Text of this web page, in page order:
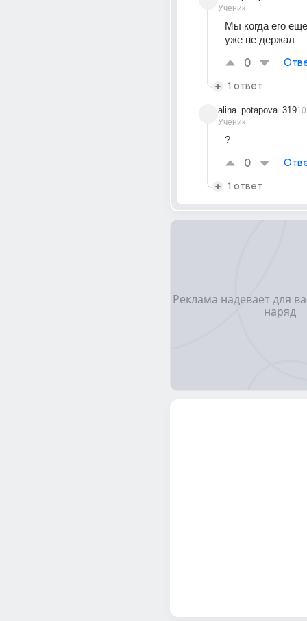
Ученик
Мы когда его
уже не держал
0
1 ответ
alina_potapova_319
Ученик
?
0
1 ответ